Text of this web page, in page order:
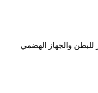
والجهاز الهضمي